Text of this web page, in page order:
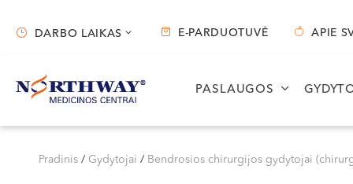
Darbo laikas
Vilnius
S. Žukausko g. 19
Kaunas
Miško g. 25A
DARBO LAIKAS E-PARDUOTUVĖ APIE
PASLAUGOS
Pradinis / Gydytojai / Bendrosios chirurgijos gydytojai